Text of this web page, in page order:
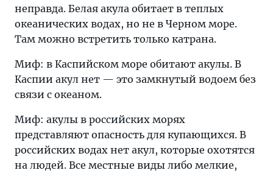
неправда. Белая акула обитает в теплых
океанических водах, но не в Черном море.
Там можно встретить только катрана.
Миф: в Каспийском море обитают акулы. В
Каспии акул нет — это замкнутый водоем без
связи с океаном.
Миф: акулы в российских морях
представляют опасность для купающихся. В
российских водах нет акул, которые охотятся
на людей. Все местные виды либо мелкие,